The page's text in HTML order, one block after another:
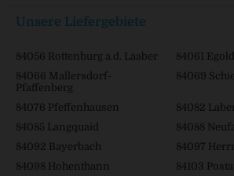
Unsere Liefergebiete
84056 Rottenburg a.d. Laaber
84061
84066 Mallersdorf-
Pfaffenberg
84069
84076 Pfeffenhausen
84082
84085 Langquaid
84088
84092 Bayerbach
84097
84098 Hohenthann
84103